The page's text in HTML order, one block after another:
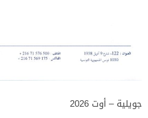
جويلية – أوت 2026